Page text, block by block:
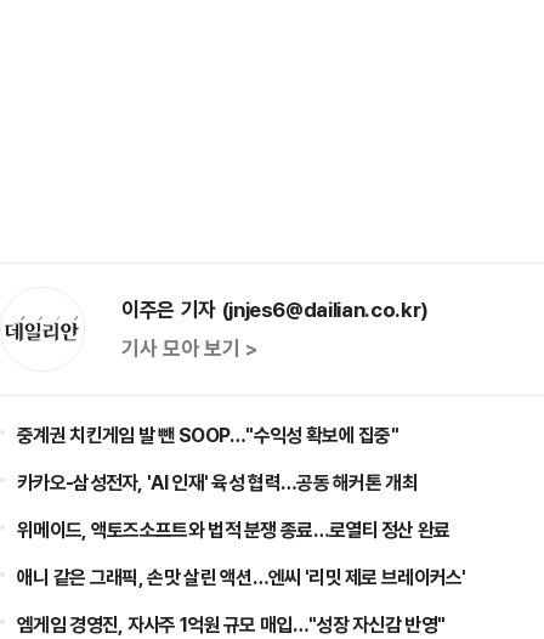
이주은 기자 (jnjes6@dailian.co.kr)
기사 모아 보기 >
중계권 치킨게임 발 뺀 SOOP…"수익성 확보에 집중"
카카오-삼성전자, 'AI 인재' 육성 협력…공동 해커톤 개최
위메이드, 액토즈소프트와 법적 분쟁 종료…로열티 정산 완료
애니 같은 그래픽, 손맛 살린 액션…엔씨 '리밋 제로 브레이커스'
엠게임 경영진, 자사주 1억원 규모 매입…"성장 자신감 반영"